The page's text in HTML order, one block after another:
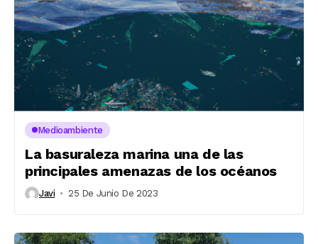
Medioambiente
La basuraleza marina una de las
principales amenazas de los océanos
Javi 25 De Junio De 2023